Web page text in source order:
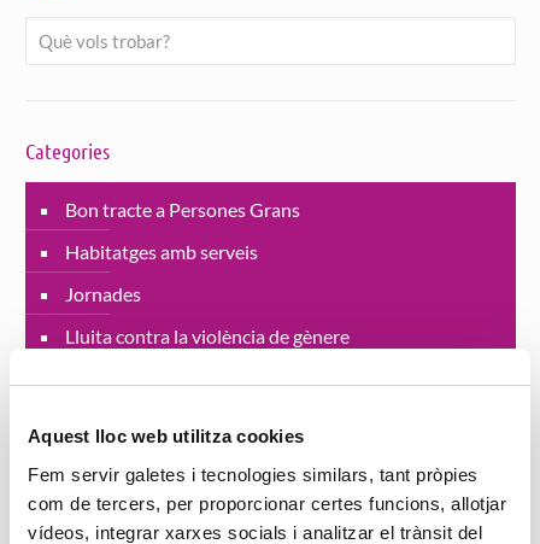
Aquest lloc web utilitza cookies
Fem servir galetes i tecnologies similars, tant pròpies
com de tercers, per proporcionar certes funcions, allotjar
vídeos, integrar xarxes socials i analitzar el trànsit del
Categories
Bon tracte a Persones Grans
Habitatges amb serveis
Jornades
Lluita contra la violència de gènere
SAD Servei Assistència Domiciliària
salut